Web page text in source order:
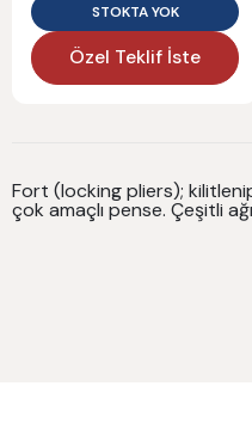
STOKTA YOK
Özel Teklif İste
Fort (locking pliers);
çok amaçlı pense. Çeşitli